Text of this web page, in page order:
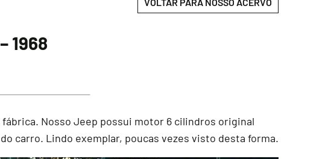
1968
Nosso Jeep possui motor 6 cilindros original
carro. Lindo exemplar, poucas vezes visto desta forma.